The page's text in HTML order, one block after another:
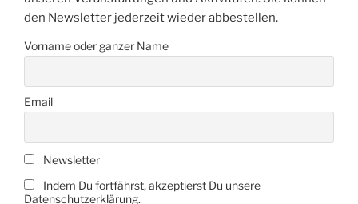
den Newsletter jederzeit wieder abbestellen.
Vorname oder ganzer Name
Email
Newsletter
Indem Du fortfährst, akzeptierst Du unsere
Datenschutzerklärung.